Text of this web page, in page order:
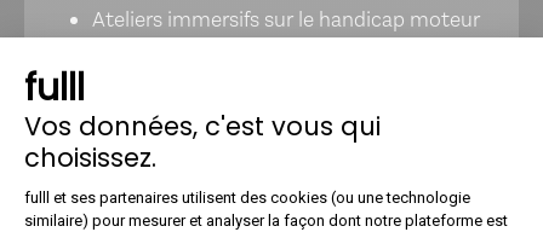
fulll
Vos données, c'est vous qui
choisissez.
Plateforme de Gestion du
fulll et ses partenaires utilisent des cookies (ou une technologie
similaire) pour mesurer et analyser la façon dont notre plateforme est
Ateliers immersifs sur le handicap moteur
Webinaires d'experts (ex: décryptage des
Contenus pédagogiques réguliers pour
mieux comprendre les handicaps